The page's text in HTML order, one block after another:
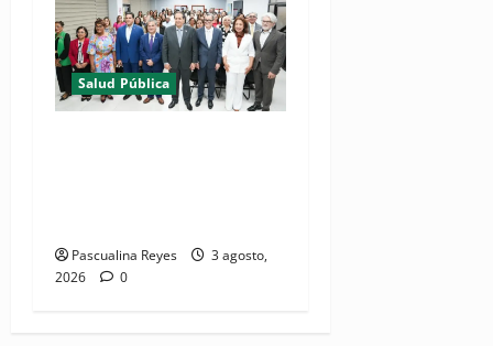
Salud Pública
Pascualina Reyes
3 agosto,
2026
0